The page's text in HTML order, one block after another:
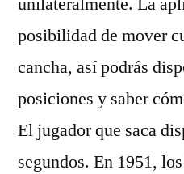
posibilidad de mover
cancha, así podrás
posiciones y saber
El jugador que saca
segundos. En 1951,